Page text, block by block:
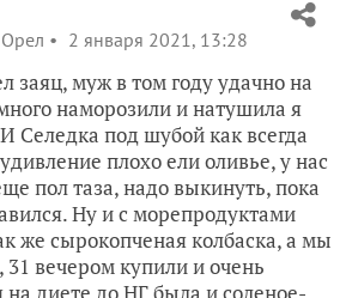
Орел 2 января 2021, 13:28
заяц, муж в том году удачно на
наморозили и натушила я
Селедка под шубой как всегда
плохо ели оливье, у нас
пол таза, надо выкинуть, пока
Ну и с морепродуктами
же сырокопченая колбаска, а мы
31 вечером купили и очень